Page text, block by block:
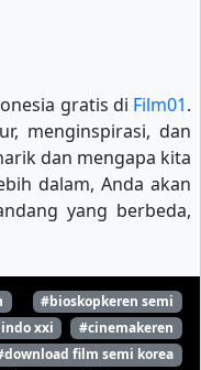
gratis di Film01.
menginspirasi, dan
dan mengapa kita
dalam, Anda akan
yang berbeda,
#bioskopkeren semi
xxi
#cinemakeren
film semi korea